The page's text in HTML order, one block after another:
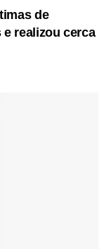
de
realizou cerca